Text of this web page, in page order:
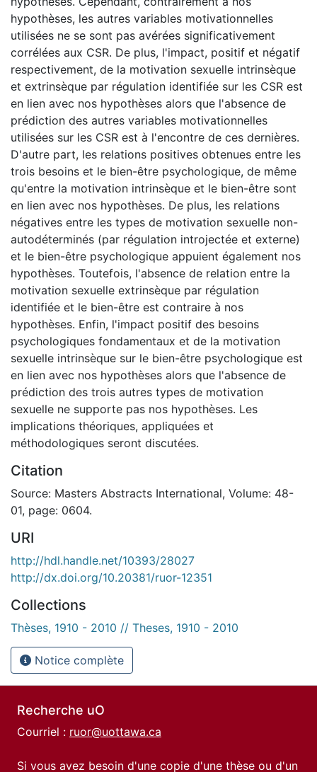
hypothèses, les autres variables motivationnelles
utilisées ne se sont pas avérées significativement
corrélées aux CSR. De plus, l'impact, positif et négatif
respectivement, de la motivation sexuelle intrinsèque
et extrinsèque par régulation identifiée sur les CSR est
en lien avec nos hypothèses alors que l'absence de
prédiction des autres variables motivationnelles
utilisées sur les CSR est à l'encontre de ces dernières.
D'autre part, les relations positives obtenues entre les
trois besoins et le bien-être psychologique, de même
qu'entre la motivation intrinsèque et le bien-être sont
en lien avec nos hypothèses. De plus, les relations
négatives entre les types de motivation sexuelle non-
autodéterminés (par régulation introjectée et externe)
et le bien-être psychologique appuient également nos
hypothèses. Toutefois, l'absence de relation entre la
motivation sexuelle extrinsèque par régulation
identifiée et le bien-être est contraire à nos
hypothèses. Enfin, l'impact positif des besoins
psychologiques fondamentaux et de la motivation
sexuelle intrinsèque sur le bien-être psychologique est
en lien avec nos hypothèses alors que l'absence de
prédiction des trois autres types de motivation
sexuelle ne supporte pas nos hypothèses. Les
implications théoriques, appliquées et
méthodologiques seront discutées.
Citation
Source: Masters Abstracts International, Volume: 48-
01, page: 0604.
URI
http://hdl.handle.net/10393/28027
http://dx.doi.org/10.20381/ruor-12351
Collections
Thèses, 1910 - 2010 // Theses, 1910 - 2010
Notice complète
Recherche uO
Courriel : ruor@uottawa.ca
Si vous avez besoin d'une copie d'une thèse ou d'un